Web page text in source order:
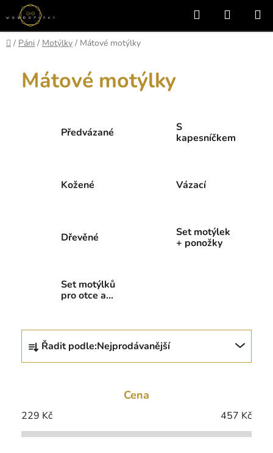
Přejít
na
obsah
Hledat
KOŠÍK
Domů
/ Páni / Motýlky / Mátové motýlky
Mátové motýlky
Předvázané
S
kapesníčkem
Kožené Vázací
Dřevěné
Set motýlek
+ ponožky
Set motýlků
pro otce a
Ř
z
í
p
Řadit podle:Nejprodávanější
Cena
229 Kč 457 Kč